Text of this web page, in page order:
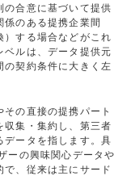
の合意に基づいて提供
係のある提携企業間
）する場合などがこれ
ベルは、データ提供元
の契約条件に大きく左
の直接の提携パート
収集・集約し、第三者
データを指します。具
ーの興味関心データや
、従来は主にサード